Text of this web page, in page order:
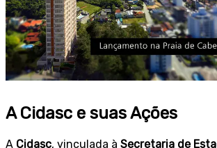
A Cidasc e suas Ações
A Cidasc, vinculada à Secretaria de